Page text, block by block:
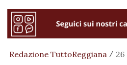
Redazione TuttoReggiana / 26